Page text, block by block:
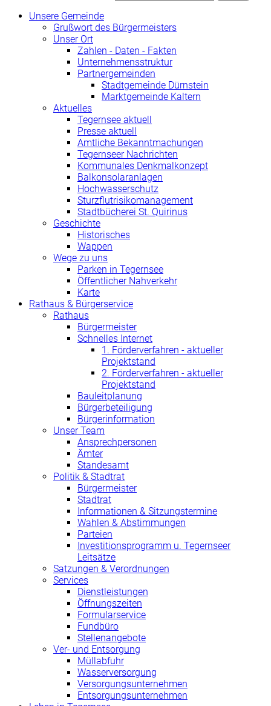
Unsere Gemeinde
Grußwort des Bürgermeisters
Unser Ort
Zahlen - Daten - Fakten
Unternehmensstruktur
Partnergemeinden
Stadtgemeinde Dürnstein
Marktgemeinde Kaltern
Aktuelles
Tegernsee aktuell
Presse aktuell
Amtliche Bekanntmachungen
Tegernseer Nachrichten
Kommunales Denkmalkonzept
Balkonsolaranlagen
Hochwasserschutz
Sturzflutrisikomanagement
Stadtbücherei St. Quirinus
Geschichte
Historisches
Wappen
Wege zu uns
Parken in Tegernsee
Öffentlicher Nahverkehr
Karte
Rathaus & Bürgerservice
Rathaus
Bürgermeister
Schnelles Internet
1. Förderverfahren - aktueller
Projektstand
2. Förderverfahren - aktueller
Projektstand
Bauleitplanung
Bürgerbeteiligung
Bürgerinformation
Unser Team
Ansprechpersonen
Ämter
Standesamt
Politik & Stadtrat
Bürgermeister
Stadtrat
Informationen & Sitzungstermine
Wahlen & Abstimmungen
Parteien
Investitionsprogramm u. Tegernseer
Leitsätze
Satzungen & Verordnungen
Services
Dienstleistungen
Öffnungszeiten
Formularservice
Fundbüro
Stellenangebote
Ver- und Entsorgung
Müllabfuhr
Wasserversorgung
Versorgungsunternehmen
Entsorgungsunternehmen